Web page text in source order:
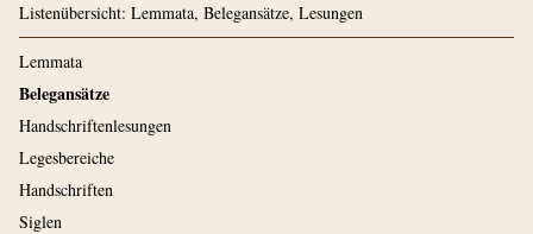
Listenübersicht: Lemmata, Belegansätze, Lesungen
Lemmata
Belegansätze
Handschriftenlesungen
Legesbereiche
Handschriften
Siglen